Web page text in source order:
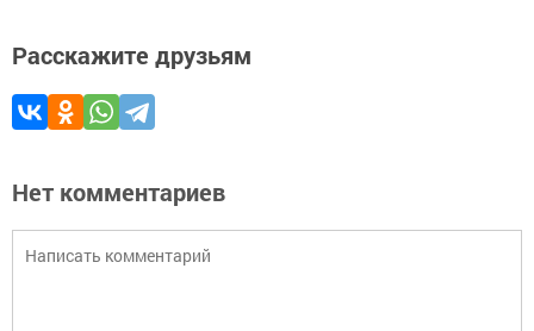
Расскажите друзьям
Нет комментариев